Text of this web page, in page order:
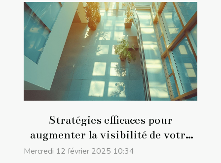
Stratégies efficaces pour
augmenter la visibilité de votre
entreprise en ligne
Mercredi 12 février 2025 10:34